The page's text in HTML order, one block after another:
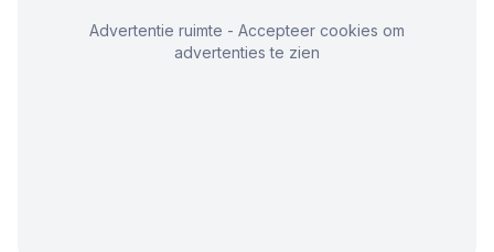
Advertentie ruimte - Accepteer cookies om
advertenties te zien